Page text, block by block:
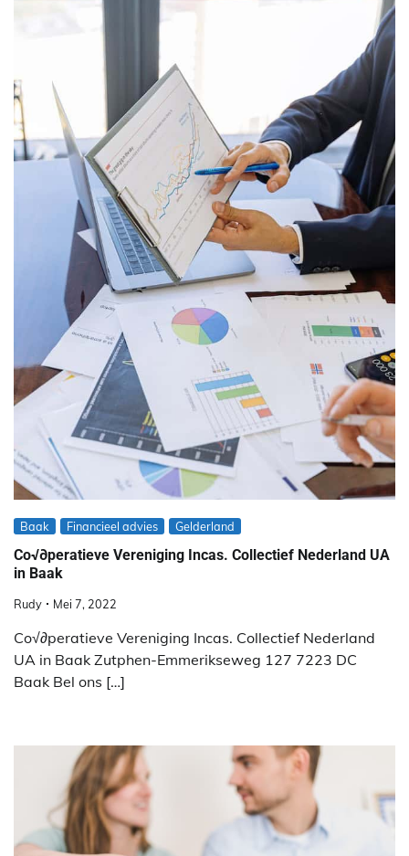
Baak Financieel advies Gelderland
Co√∂peratieve Vereniging Incas. Collectief Nederland UA
in Baak
Rudy Mei 7, 2022
Co√∂peratieve Vereniging Incas. Collectief Nederland
UA in Baak Zutphen-Emmerikseweg 127 7223 DC
Baak Bel ons […]